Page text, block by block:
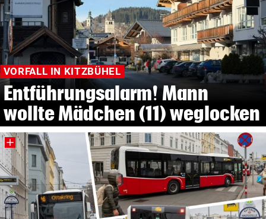
VORFALL IN KITZBÜHEL
Entführungsalarm! Mann
wollte Mädchen (11) weglocken